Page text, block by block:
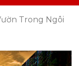
Trong Ngôi